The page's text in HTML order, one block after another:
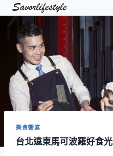
Skip
content
美食饗宴
台北遠東馬可波羅好食光